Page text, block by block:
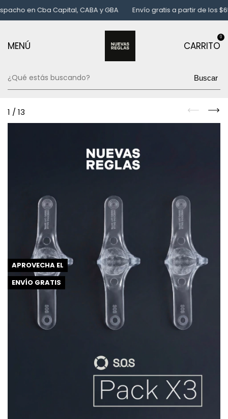
en Cba Capital, CABA y GBA Envío gratis a partir de los
MENÚ CARRITO
0
Buscar
1 / 13
APROVECHA EL
ENVÍO GRATIS